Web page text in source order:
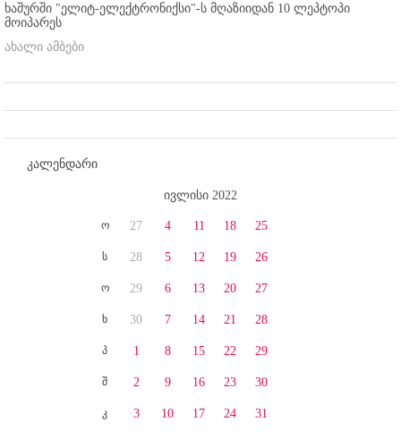
ხაშურში "ელიტ-ელექტრონიქსი"-ს მღაზიიდან 10 ლეპტოპი
მოიპარეს
ახალი ამბები
კალენდარი
ივლისი 2022
ო
ს
ო
ხ
პ
შ
კ
27
28
29
30
1
2
3
4
5
6
7
8
9
10
11
12
13
14
15
16
17
18
19
20
21
22
23
24
25
26
27
28
29
30
31